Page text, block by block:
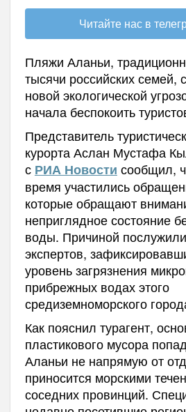
Читайте нас в
Пляжи Аланьи,
тысячи российских семей,
новой экологической
начала беспокоить
Представитель
курорта Аслан Мустафа
с РИА Новости сообщил,
время участились
которые обращают
неприглядное состояние
воды. Причиной
экспертов,
уровень загрязнения
прибрежных водах этого
средиземноморского
Как пояснил турагент,
пластикового мусора
Аланьи не напрямую от
приносится морскими
соседних провинций.